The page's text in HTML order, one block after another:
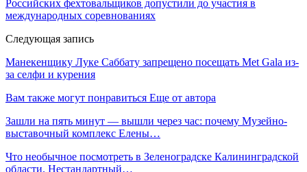
Российских фехтовальщиков допустили до участия в
международных соревнованиях
Следующая запись
Манекенщику Луке Саббату запрещено посещать Met Gala из-
за селфи и курения
Вам также могут понравиться Еще от автора
Зашли на пять минут — вышли через час: почему Музейно-
выставочный комплекс Елены…
Что необычное посмотреть в Зеленоградске Калининградской
области. Нестандартный…